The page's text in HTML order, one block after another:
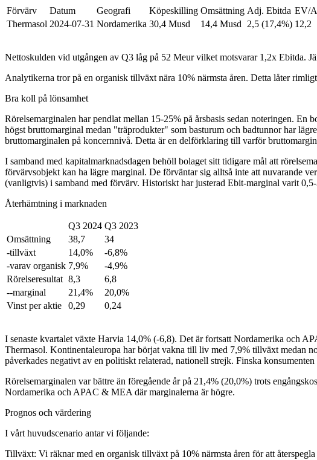
Förvärv Datum Geografi Köpeskilling Omsättning Adj. Ebitda EV/
Thermasol 2024-07-31 Nordamerika 30,4 Musd 14,4 Musd 2,5 (17,4%) 12,2
Nettoskulden vid utgången av Q3 låg på 52 Meur vilket motsvarar 1,2x Ebitda.
Analytikerna tror på en organisk tillväxt nära 10% närmsta åren. Detta låter
Bra koll på lönsamhet
Rörelsemarginalen har pendlat mellan 15-25% på årsbasis sedan noteringen. En
högst bruttomarginal medan "träprodukter" som basturum och badtunnor har
bruttomarginalen på koncernnivå. Detta är en delförklaring till varför
I samband med kapitalmarknadsdagen behöll bolaget sitt tidigare mål att
förvärvsobjekt kan ha lägre marginal. De förväntar sig alltså inte att nuvarande
(vanligtvis) i samband med förvärv. Historiskt har justerad Ebit-marginal varit
Återhämtning i marknaden
Q3 2024 Q3 2023
Omsättning
38,7
34
-tillväxt
14,0%
-6,8%
-varav organisk 7,9%
-4,9%
Rörelseresultat 8,3
6,8
--marginal
21,4%
20,0%
Vinst per aktie
0,29 0,24
I senaste kvartalet växte Harvia 14,0% (-6,8). Det är fortsatt Nordamerika och
Thermasol. Kontinentaleuropa har börjat vakna till liv med 7,9% tillväxt medan
påverkades negativt av en politiskt relaterad, nationell strejk. Finska
Rörelsemarginalen var bättre än föregående år på 21,4% (20,0%) trots
Nordamerika och APAC & MEA där marginalerna är högre.
Prognos och värdering
I vårt huvudscenario antar vi följande:
Tillväxt: Vi räknar med en organisk tillväxt på 10% närmsta åren för att